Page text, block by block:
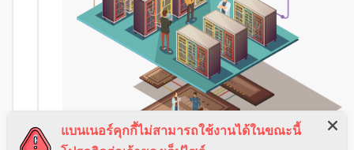
แบนเนอร์คุกกี้ไม่สามารถใช้งานได้ในขณะนี้